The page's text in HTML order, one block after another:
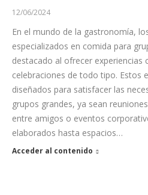
12/06/2024
En el mundo de la gastronomía,
especializados en comida para
destacado al ofrecer experiencias
celebraciones de todo tipo. Estos
diseñados para satisfacer las
grupos grandes, ya sean
entre amigos o eventos
elaborados hasta espacios…
Acceder al contenido